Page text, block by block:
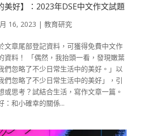
美好】：2023年DSE中文作文試題
16, 2023 | 教育研究
文章尾部登記資料，可獲得免費中文作
資料！ 「偶然，我抬頭一看，發現嫩葉
們忽略了不少日常生活中的美好。」以
們忽略了不少日常生活中的美好」，引
或思考？試結合生活，寫作文章一篇。
：和小確幸的關係...